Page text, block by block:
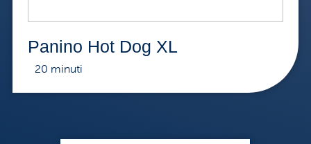
Panino Hot Dog XL
20 minuti